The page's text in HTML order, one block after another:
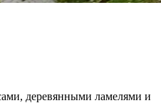
деревянными ламелями и